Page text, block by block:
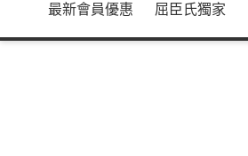
最新會員優惠 屈臣氏獨家